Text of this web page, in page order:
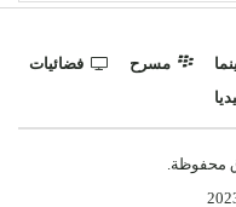
مسرح
فضائيات